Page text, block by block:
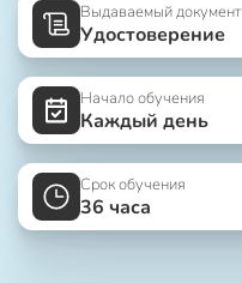
Выдаваемый документ
Удостоверение
Начало обучения
Каждый день
Срок обучения
36 часа